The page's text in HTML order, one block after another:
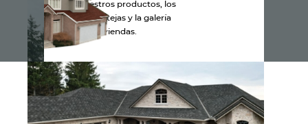
Explora nuestros productos, los
colores de las tejas y la galería
de viviendas.